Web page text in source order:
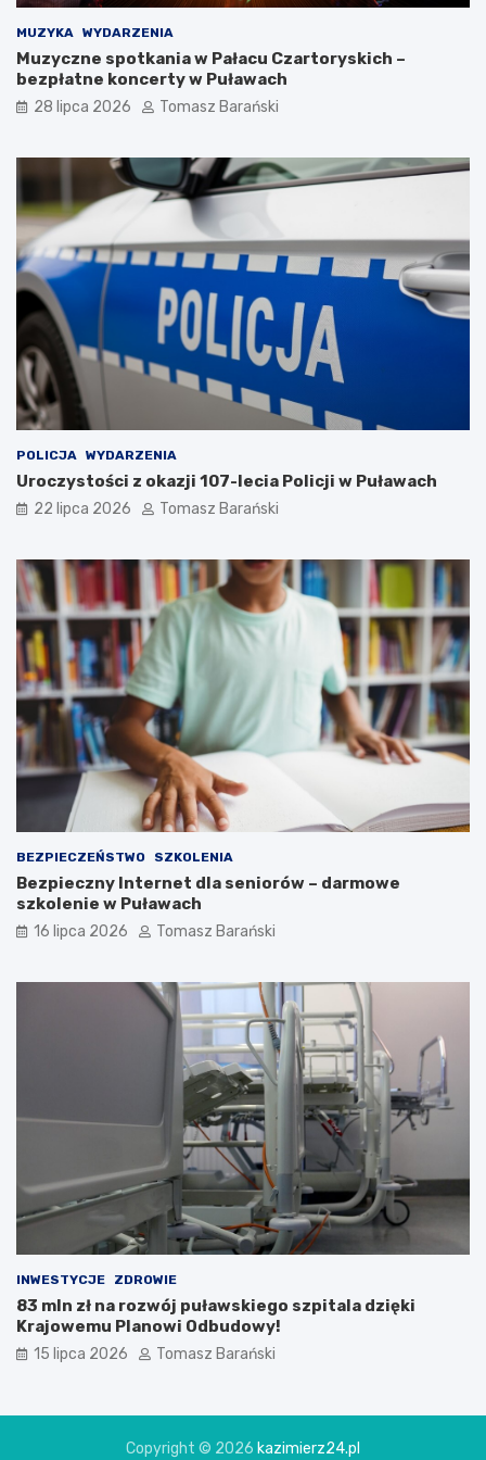
i
c
e
K
z
m
r
a
D
o
e
g
o
z
a
n
n
a
w
ł
o
w
s
k
P
B
o
c
o
n
a
T
r
a
d
c
j
a
ł
u
ż
d
l
a
S
p
o
ł
c
z
n
c
i
MUZYKA WYDARZENIA
Muzyczne spotkania w Pałacu Czartoryskich –
bezpłatne koncerty w Puławach
28 lipca 2026 Tomasz Barański
POLICJA WYDARZENIA
Uroczystości z okazji 107-lecia Policji w Puławach
22 lipca 2026 Tomasz Barański
BEZPIECZEŃSTWO SZKOLENIA
Bezpieczny Internet dla seniorów – darmowe
szkolenie w Puławach
16 lipca 2026 Tomasz Barański
INWESTYCJE ZDROWIE
83 mln zł na rozwój puławskiego szpitala dzięki
Krajowemu Planowi Odbudowy!
15 lipca 2026 Tomasz Barański
Copyright © 2026 kazimierz24.pl